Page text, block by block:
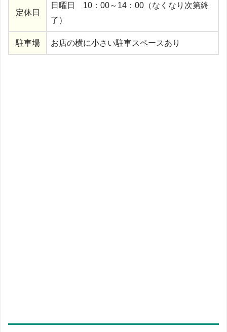
定休日
日曜日 10：00～14：00（なくなり次第終
了）
駐車場 お店の横に小さい駐車スペースあり